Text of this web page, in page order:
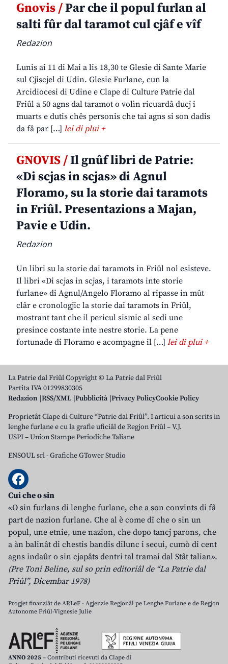
Gnovis /Par che il popul furlan al
salti fûr dal taramot cul cjâf e vîf
Redazion
Lunis ai 11 di Mai a lis 18,30 te Glesie di Sante Marie
sul Cjiscjel di Udin. Glesie Furlane, cun la
Arcidiocesi di Udine e Clape di Culture Patrie dal
Friûl a 50 agns dal taramot o volìn ricuardâ ducj i
muarts e dutis chês personis che tai agns si son dadis
da fâ par […] lei di plui +
GNOVIS /Il gnûf libri de Patrie:
«Di scjas in scjas» di Agnul
Floramo, su la storie dai taramots
in Friûl. Presentazions a Majan,
Pavie e Udin.
Redazion
Un libri su la storie dai taramots in Friûl nol esisteve.
Il libri «Di scjas in scjas, i taramots inte storie
furlane» di Agnul/Angelo Floramo al ripasse in mût
clâr e cronologjic la storie dai taramots in Friûl,
mostrant tant che il pericul sismic al sedi une
presince costante inte nestre storie. La pene
fortunade di Floramo e acompagne il […] lei di plui +
La Patrie dal Friûl Copyright © La Patrie dal Friûl
Partita IVA 01299830305
Redazion RSS/XML Pubblicità Privacy PolicyCookie Policy
Proprietât Clape di Culture “Patrie dal Friûl”. I articui a son scrits in
lenghe furlane e cu la grafie uficiâl de Regjon Friûl – V.J.
USPI – Union Stampe Periodiche Taliane
ENSOUL srl-Grafiche GTower Studio
Cui che o sin
«O sin furlans di lenghe furlane, che a son convints di fâ
part de nazion furlane. Che al è come dî che o sin un
popul, une etnie, une nazion, che dopo tancj parons, che
a àn balinât di chestis bandis dilunc i secui, cumò di cent
agns indaûr o sin cjapâts dentri tal tramai dal Stât talian».
(Pre Toni Beline, sul so prin editoriâl de “La Patrie dal
Friûl”, Dicembar 1978)
Progjet finanziât de ARLeF - Agjenzie Regjonâl pe Lenghe Furlane e de Regjon
Autonome Friûl-Vignesie Julie
ANNO 2025 – Contributi ricevuti da Clape di